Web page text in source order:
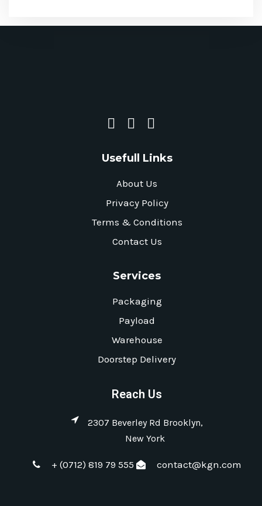
Usefull Links
About Us
Privacy Policy
Terms & Conditions
Contact Us
Services
Packaging
Payload
Warehouse
Doorstep Delivery
Reach Us
2307 Beverley Rd Brooklyn,
New York
+ (0712) 819 79 555 contact@kgn.com